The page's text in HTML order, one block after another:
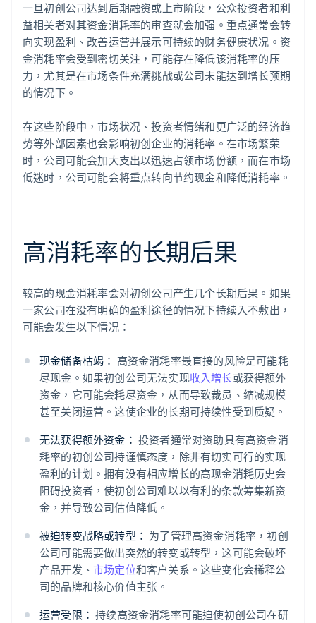
一旦初创公司达到后期融资或上市阶段，公众投资者和利
益相关者对其资金消耗率的审查就会加强。重点通常会转
向实现盈利、改善运营并展示可持续的财务健康状况。资
金消耗率会受到密切关注，可能存在降低该消耗率的压
力，尤其是在市场条件充满挑战或公司未能达到增长预期
的情况下。
在这些阶段中，市场状况、投资者情绪和更广泛的经济趋
势等外部因素也会影响初创企业的消耗率。在市场繁荣
时，公司可能会加大支出以迅速占领市场份额，而在市场
低迷时，公司可能会将重点转向节约现金和降低消耗率。
高消耗率的长期后果
较高的现金消耗率会对初创公司产生几个长期后果。如果
一家公司在没有明确的盈利途径的情况下持续入不敷出，
可能会发生以下情况：
现金储备枯竭： 高资金消耗率最直接的风险是可能耗
尽现金。如果初创公司无法实现收入增长或获得额外
资金，它可能会耗尽资金，从而导致裁员、缩减规模
甚至关闭运营。这使企业的长期可持续性受到质疑。
无法获得额外资金： 投资者通常对资助具有高资金消
耗率的初创公司持谨慎态度，除非有切实可行的实现
盈利的计划。拥有没有相应增长的高现金消耗历史会
阻碍投资者，使初创公司难以以有利的条款筹集新资
金，并导致公司估值降低。
被迫转变战略或转型： 为了管理高资金消耗率，初创
公司可能需要做出突然的转变或转型，这可能会破坏
产品开发、 市场定位和客户关系。这些变化会稀释公
司的品牌和核心价值主张。
运营受限： 持续高资金消耗率可能迫使初创公司在研